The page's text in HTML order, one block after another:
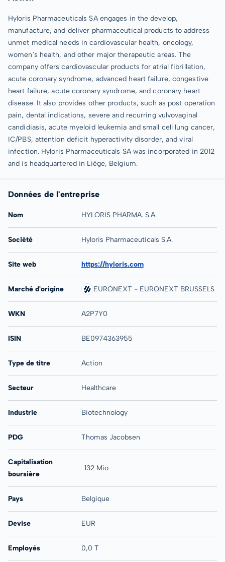
Hyloris Pharmaceuticals SA engages in the develop,
manufacture, and deliver pharmaceutical products to address
unmet medical needs in cardiovascular health, oncology,
women's health, and other major therapeutic areas. The
company offers cardiovascular products for atrial fibrillation,
acute coronary syndrome, advanced heart failure, congestive
heart failure, acute coronary syndrome, and coronary heart
disease. It also provides other products, such as post operation
pain, dental indications, severe and recurring vulvovaginal
candidiasis, acute myeloid leukemia and small cell lung cancer,
IC/PBS, attention deficit hyperactivity disorder, and viral
infection. Hyloris Pharmaceuticals SA was incorporated in 2012
and is headquartered in Liège, Belgium.
Données de l'entreprise
Nom HYLORIS PHARMA. S.A.
Société Hyloris Pharmaceuticals S.A.
Site web https://hyloris.com
Marché d'origine EURONEXT - EURONEXT BRUSSELS
WKN A2P7Y0
ISIN BE0974363955
Type de titre Action
Secteur Healthcare
Industrie Biotechnology
PDG Thomas Jacobsen
Capitalisation
boursière
132 Mio
Pays Belgique
Devise EUR
Employés 0,0 T